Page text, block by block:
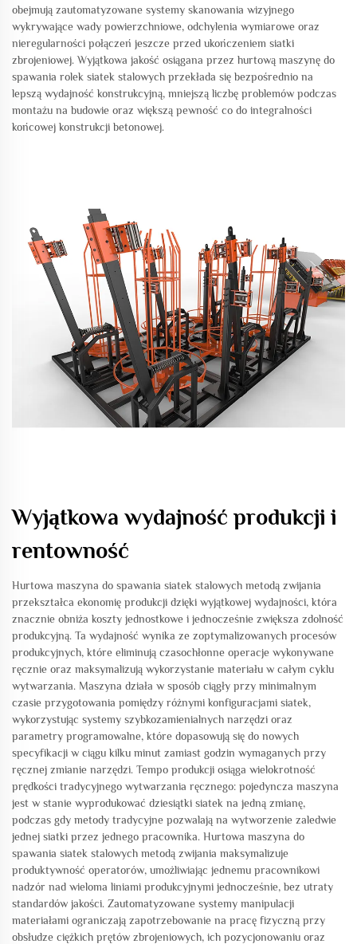
obejmują zautomatyzowane systemy skanowania wizyjnego
wykrywające wady powierzchniowe, odchylenia wymiarowe oraz
nieregularności połączeń jeszcze przed ukończeniem siatki
zbrojeniowej. Wyjątkowa jakość osiągana przez hurtową maszynę do
spawania rolek siatek stalowych przekłada się bezpośrednio na
lepszą wydajność konstrukcyjną, mniejszą liczbę problemów podczas
montażu na budowie oraz większą pewność co do integralności
końcowej konstrukcji betonowej.
Wyjątkowa wydajność produkcji i
rentowność
Hurtowa maszyna do spawania siatek stalowych metodą zwijania
przekształca ekonomię produkcji dzięki wyjątkowej wydajności, która
znacznie obniża koszty jednostkowe i jednocześnie zwiększa zdolność
produkcyjną. Ta wydajność wynika ze zoptymalizowanych procesów
produkcyjnych, które eliminują czasochłonne operacje wykonywane
ręcznie oraz maksymalizują wykorzystanie materiału w całym cyklu
wytwarzania. Maszyna działa w sposób ciągły przy minimalnym
czasie przygotowania pomiędzy różnymi konfiguracjami siatek,
wykorzystując systemy szybkozamienialnych narzędzi oraz
parametry programowalne, które dopasowują się do nowych
specyfikacji w ciągu kilku minut zamiast godzin wymaganych przy
ręcznej zmianie narzędzi. Tempo produkcji osiąga wielokrotność
prędkości tradycyjnego wytwarzania ręcznego: pojedyncza maszyna
jest w stanie wyprodukować dziesiątki siatek na jedną zmianę,
podczas gdy metody tradycyjne pozwalają na wytworzenie zaledwie
jednej siatki przez jednego pracownika. Hurtowa maszyna do
spawania siatek stalowych metodą zwijania maksymalizuje
produktywność operatorów, umożliwiając jednemu pracownikowi
nadzór nad wieloma liniami produkcyjnymi jednocześnie, bez utraty
standardów jakości. Zautomatyzowane systemy manipulacji
materiałami ograniczają zapotrzebowanie na pracę fizyczną przy
obsłudze ciężkich prętów zbrojeniowych, ich pozycjonowaniu oraz